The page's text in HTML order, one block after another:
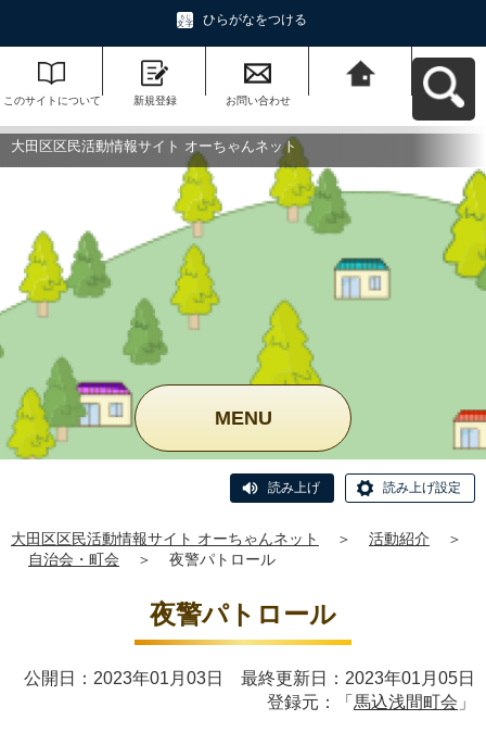
ひらがなをつける
このサイトについて 新規登録 お問い合わせ
ットへ戻る
大田区区民活動情報サイト オーちゃんネット
MENU
読み上げ 読み上げ設定
大田区区民活動情報サイト オーちゃんネット ＞ 活動紹介
＞
自治会・町会
＞ 夜警パトロール
夜警パトロール
公開日：2023年01月03日 最終更新日：2023年01月05日
登録元：「 馬込浅間町会 」